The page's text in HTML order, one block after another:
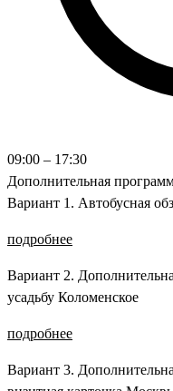
09:00 – 17:30
Дополнительная
Вариант 1. Автобусная
подробнее
Вариант 2.
усадьбу Коломенское
подробнее
Вариант 3.